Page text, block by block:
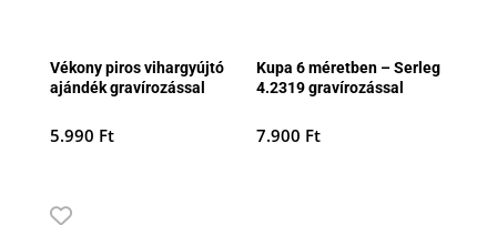
Vékony piros vihargyújtó
ajándék gravírozással
5.990 Ft
Kupa 6 méretben – Serleg
4.2319 gravírozással
7.900 Ft